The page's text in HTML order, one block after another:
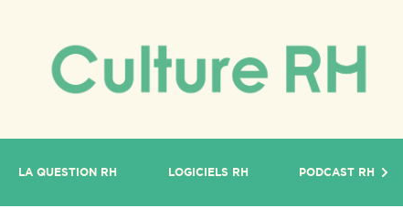
LA QUESTION RH LOGICIELS RH PODCAST RH